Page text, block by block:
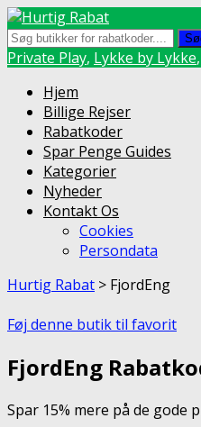
Private Play, Lykke by Lykke,
content
Hjem
Billige Rejser
Rabatkoder
Spar Penge Guides
Kategorier
Nyheder
Kontakt Os
Cookies
Persondata
Hurtig Rabat > FjordEng
Føj denne butik til favorit
FjordEng
Spar 15% mere på de gode